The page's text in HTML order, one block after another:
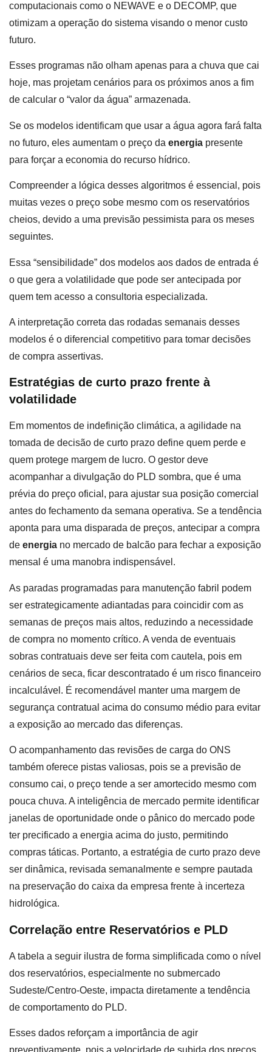
computacionais como o NEWAVE e o DECOMP, que
otimizam a operação do sistema visando o menor custo
futuro.
Esses programas não olham apenas para a chuva que cai
hoje, mas projetam cenários para os próximos anos a fim
de calcular o “valor da água” armazenada.
Se os modelos identificam que usar a água agora fará falta
no futuro, eles aumentam o preço da energia presente
para forçar a economia do recurso hídrico.
Compreender a lógica desses algoritmos é essencial, pois
muitas vezes o preço sobe mesmo com os reservatórios
cheios, devido a uma previsão pessimista para os meses
seguintes.
Essa “sensibilidade” dos modelos aos dados de entrada é
o que gera a volatilidade que pode ser antecipada por
quem tem acesso a consultoria especializada.
A interpretação correta das rodadas semanais desses
modelos é o diferencial competitivo para tomar decisões
de compra assertivas.
Estratégias de curto prazo frente à
volatilidade
Em momentos de indefinição climática, a agilidade na
tomada de decisão de curto prazo define quem perde e
quem protege margem de lucro. O gestor deve
acompanhar a divulgação do PLD sombra, que é uma
prévia do preço oficial, para ajustar sua posição comercial
antes do fechamento da semana operativa. Se a tendência
aponta para uma disparada de preços, antecipar a compra
de energia no mercado de balcão para fechar a exposição
mensal é uma manobra indispensável.
As paradas programadas para manutenção fabril podem
ser estrategicamente adiantadas para coincidir com as
semanas de preços mais altos, reduzindo a necessidade
de compra no momento crítico. A venda de eventuais
sobras contratuais deve ser feita com cautela, pois em
cenários de seca, ficar descontratado é um risco financeiro
incalculável. É recomendável manter uma margem de
segurança contratual acima do consumo médio para evitar
a exposição ao mercado das diferenças.
O acompanhamento das revisões de carga do ONS
também oferece pistas valiosas, pois se a previsão de
consumo cai, o preço tende a ser amortecido mesmo com
pouca chuva. A inteligência de mercado permite identificar
janelas de oportunidade onde o pânico do mercado pode
ter precificado a energia acima do justo, permitindo
compras táticas. Portanto, a estratégia de curto prazo deve
ser dinâmica, revisada semanalmente e sempre pautada
na preservação do caixa da empresa frente à incerteza
hidrológica.
Correlação entre Reservatórios e PLD
A tabela a seguir ilustra de forma simplificada como o nível
dos reservatórios, especialmente no submercado
Sudeste/Centro-Oeste, impacta diretamente a tendência
de comportamento do PLD.
Esses dados reforçam a importância de agir
preventivamente, pois a velocidade de subida dos preços